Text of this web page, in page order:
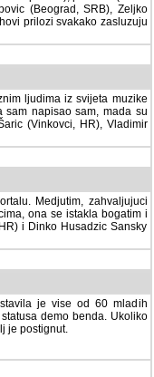
SRB), Zeljko Milovic
svakako zasluzuju da se
ljudima iz svijeta muzike
sam napisao sam, mada su
(Vinkovci, HR), Vladimir
Medjutim, zahvaljujuci veliki
ona se istakla bogatim i
i Dinko Husadzic Sansky
je vise od 60 mladih
demo benda. Ukoliko im